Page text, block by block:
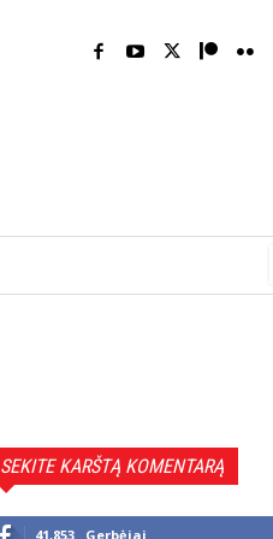
SEKITE KARŠTĄ KOMENTARĄ
41,853 Gerbėjai